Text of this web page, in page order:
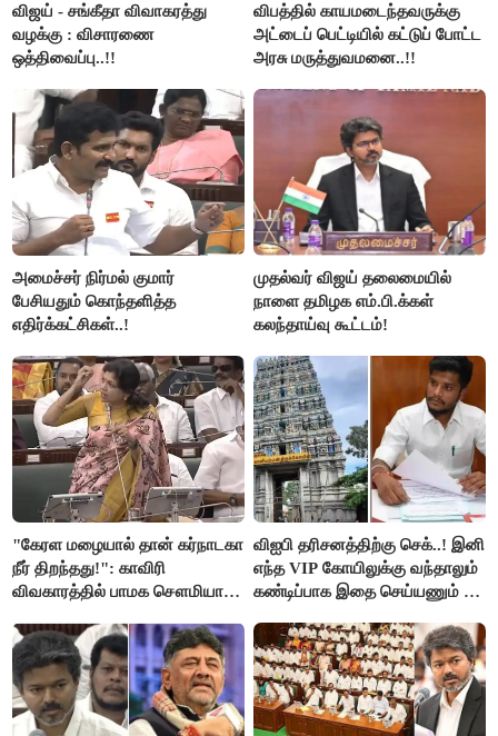
விஜய் - சங்கீதா விவாகரத்து
வழக்கு : விசாரணை
ஒத்திவைப்பு..!!
விபத்தில் காயமடைந்தவருக்கு
அட்டைப் பெட்டியில் கட்டுப் போட்ட
அரசு மருத்துவமனை..!!
அமைச்சர் நிர்மல் குமார்
பேசியதும் கொந்தளித்த
எதிர்க்கட்சிகள்..!
முதல்வர் விஜய் தலைமையில்
நாளை தமிழக எம்.பி.க்கள்
கலந்தாய்வு கூட்டம்!
"கேரள மழையால் தான் கர்நாடகா
நீர் திறந்தது!": காவிரி
விவகாரத்தில் பாமக சௌமியா
விஐபி தரிசனத்திற்கு செக்..! இனி
எந்த VIP கோயிலுக்கு வந்தாலும்
கண்டிப்பாக இதை செய்யணும் -